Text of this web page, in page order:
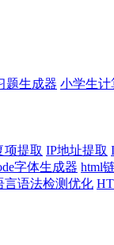
题生成器 小学生计
项提取 IP地址提取
字体生成器 html
言语法检测优化